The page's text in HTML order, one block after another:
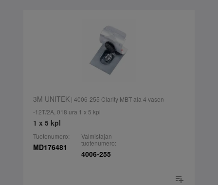
3M UNITEK| 4006-255 Clarity MBT ala 4 vasen
-12T/2A, 018 ura 1 x 5 kpl
1 x 5 kpl
Tuotenumero:
MD176481
Valmistajan
tuotenumero:
4006-255